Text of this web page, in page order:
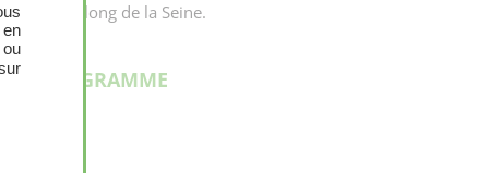
9 km le long de la Seine.
DU PROGRAMME